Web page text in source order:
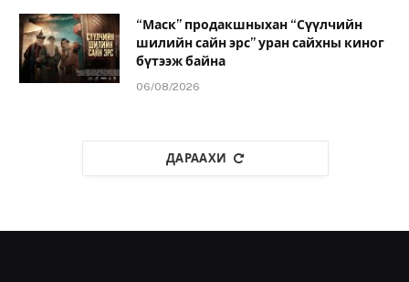
“Маск” продакшныхан “Сүүлчийн
шилийн сайн эрс” уран сайхны киног
бүтээж байна
06/08/2026
ДАРААХИ